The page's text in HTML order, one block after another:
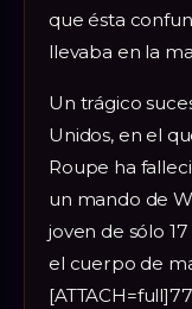
que ésta
llevaba en la
Un trágico
Unidos, en el
Roupe ha
un mando de
joven de sólo
el cuerpo de